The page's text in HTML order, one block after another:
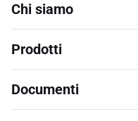
Chi siamo
Prodotti
Documenti